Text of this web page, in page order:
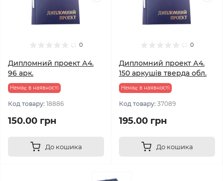
0
Дипломний проект А4.
96 арк.
Немає в наявності
Код товару: 18886
150.00 грн
До кошика
0
Дипломний проект А4.
150 аркушів тверда обл.
Немає в наявності
Код товару: 37089
195.00 грн
До кошика